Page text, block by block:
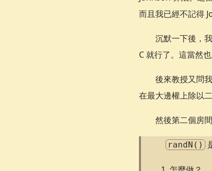
而且我已經不記得
沉默一下後，
C 就行了。這當然
後來教授又問
在最大邊權上除以
然後第二個房
randN()